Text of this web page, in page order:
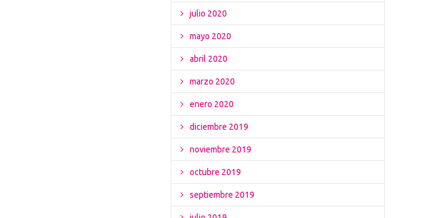
julio 2020
mayo 2020
abril 2020
marzo 2020
enero 2020
diciembre 2019
noviembre 2019
octubre 2019
septiembre 2019